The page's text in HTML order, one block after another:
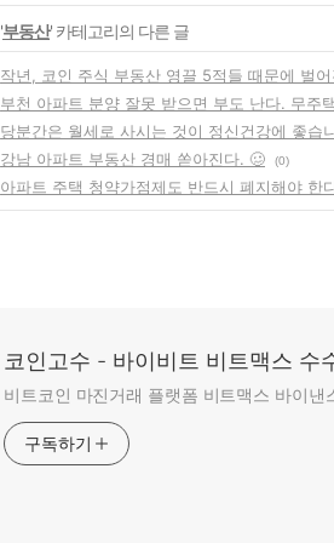
'부동산' 카테고리의 다른 글
작년, 코인 주식 부동산 영끌 5적들 때문에 벌
부천 아파트 분양 잘못 받으면 부도 난다. 무주
당분간은 월세로 사시는 것이 정신건강에 좋
강남 아파트 부동산 경매 쏟아진다. 🥴
(0)
아파트 주택 청약가점제도 반드시 폐지해야 한
코인고수 - 바이비트 비트맥스 수
비트코인 마진거래 플랫폼 비트맥스 바이
구독하기